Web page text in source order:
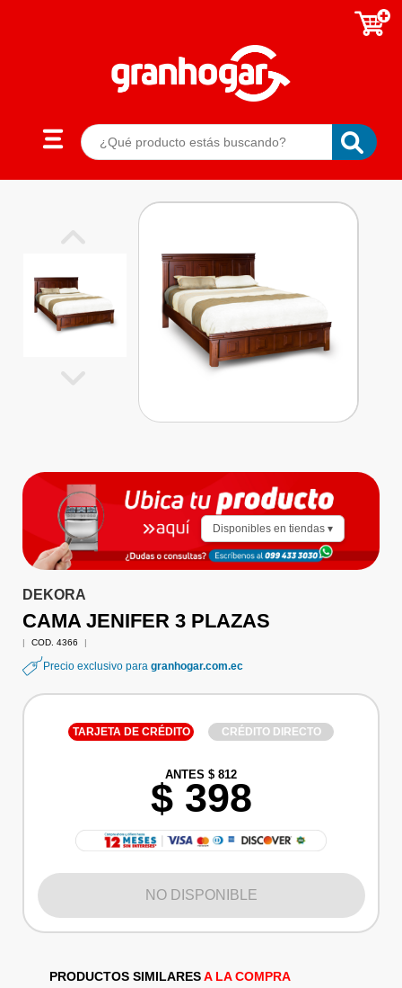
Disponibles en tiendas ▾
DEKORA
CAMA JENIFER 3 PLAZAS
| COD. 4366 |
Precio exclusivo para granhogar.com.ec
TARJETA DE CRÉDITO CRÉDITO DIRECTO
ANTES $ 812
$ 398
NO DISPONIBLE
PRODUCTOS SIMILARESA LA COMPRA